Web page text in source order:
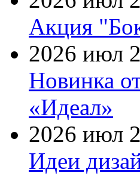
Акция
2026 июл
Новинка
«Идеал»
2026 июл
Идеи